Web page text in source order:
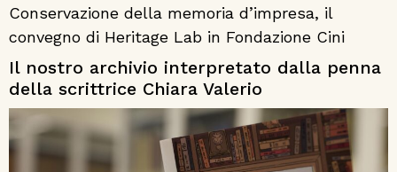
Conservazione della memoria d’impresa, il
convegno di Heritage Lab in Fondazione Cini
Il nostro archivio interpretato dalla penna
della scrittrice Chiara Valerio